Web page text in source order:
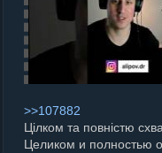
>>107882
Цiлком та повнiстю
Целиком и полностью